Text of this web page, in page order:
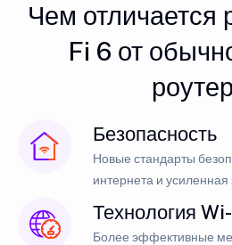
Чем отличается
Fi 6 от
Безопасность
Новые стандарты
интернета и
Технология
Более эффективные